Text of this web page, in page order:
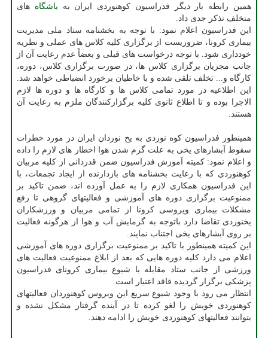
همین رابطه بار دیگر فدراسیون كوهنوردی ایران به باشگاه های
متخلف تذكر جدی داد.
این فدراسیون اعلام نمود: با توجه به بخشنامه ستاد ملی مدیریت
بیماری كرونا، ضروریست از برگزاری كلیه كلاس های عملی و نظریه
خودداری شود. با توجه درخواست های قبلی و بعضاً عدم رعایت آن از
جانب مجریان برگزاری كلاس ها، در صورت برگزاری كلاس، دوره،
كارگاه و... تخلف تلقی شده و با خاطیان برخورد انضباطی خواهد شد.
این اطلاعیه در مورد تمامی كلاس ها و كارگاه ها و دوره ها لازم
الاجرا بوده و تا اطلاع ثانوی كلیه برگزاركنندگان ملزم به رعایت آن
هستند.
همینطور فدراسیون كوه نوردی به یخ نوردان ایران در مورد خطرات
سقوط آبشارهای یخی به علت گرم شدن هوا اخطار های لازم را داده
و اعلام نمود: كمیته آموزش فدراسیون ضمن قدردانی از كلیه مربیان
كوهنوردی كه با رعایت بخشنامه های بازدارنده از ایجاد تجمعات، با
این فدراسیون همكاری لازم را به عمل آورده اند، ضمن تاكید بر
ممنوعیت برگزاری دوره های آموزشی و فعالیتهای گروهی تا رفع
مشكلات بیماری ویروسی كرونا از تمامی مربیان و ورزشكاران
یخنوردی تقاضا دارد باتوجه به گرمایش آب و هوا از هرگونه فعالیت
بر روی آبشارهای یخی اجتناب نمایند.
این كمیته همینطور با تاكید بر ممنوعیت برگزاری دوره های آموزشی
اعلام می دارد كلیه دوره هایی كه بعد از ابلاغ ممنوعیت فعالیت های
ورزشی از جانب ستاد مقابله با شیوع بیماری كرونای فدراسیون
پزشكی برگزار گردیده فاقد اعتبار است.
انتظار می رود با وجود شیوع سریع این ویروس كوهنوردان فعالیتهای
كوهنوردی خویش را لغو كرده تا در آینده گرفتار مشكل نشده و
بتوانند فعالیتهای كوهنوردی خویش را ادامه دهند.